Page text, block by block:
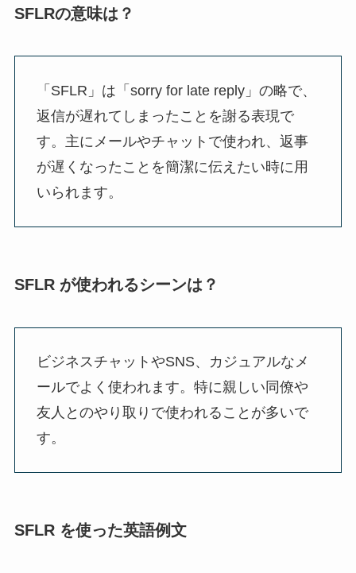
SFLRの意味は？
「SFLR」は「sorry for late reply」の略で、
返信が遅れてしまったことを謝る表現で
す。主にメールやチャットで使われ、返事
が遅くなったことを簡潔に伝えたい時に用
いられます。
SFLR が使われるシーンは？
ビジネスチャットやSNS、カジュアルなメ
ールでよく使われます。特に親しい同僚や
友人とのやり取りで使われることが多いで
す。
SFLR を使った英語例文